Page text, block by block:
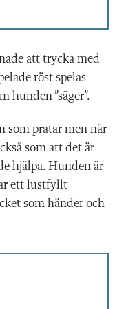
att trycka med
röst spelas
hunden ”säger”.
som pratar men när
som att det är
hjälpa. Hunden är
ett lustfyllt
som händer och